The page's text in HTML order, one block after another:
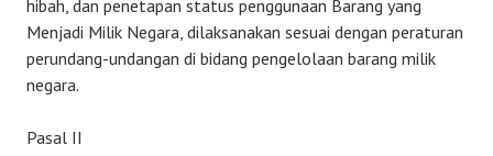
hibah, dan penetapan status penggunaan Barang yang
Menjadi Milik Negara, dilaksanakan sesuai dengan peraturan
perundang-undangan di bidang pengelolaan barang milik
negara.
Pasal II